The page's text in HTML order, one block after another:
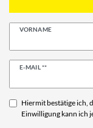
VORNAME
E-MAIL **
Newsletter
Hiermit bestätige ich,
Einwilligung kann ich